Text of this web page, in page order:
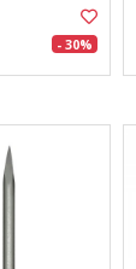
- 30%